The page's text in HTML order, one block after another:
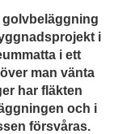
golvbeläggning
i
i ett
man vänta
har fläkten
och i
försvåras.